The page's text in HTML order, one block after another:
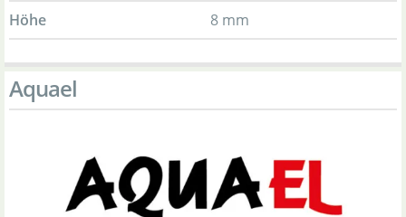
Höhe
8 mm
Aquael